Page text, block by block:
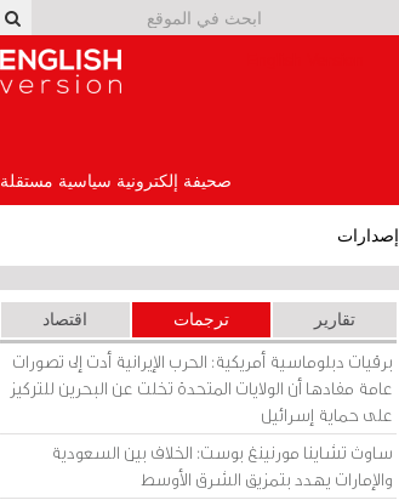
صحيفة إلكترونية سياسية مستقلة
إصدارات
تقارير ترجمات اقتصاد
برقيات دبلوماسية أمريكية: الحرب الإيرانية أدت إلى تصورات
عامة مفادها أن الولايات المتحدة تخلت عن البحرين للتركيز
على حماية إسرائيل
ساوث تشاينا مورنينغ بوست: الخلاف بين السعودية
والإمارات يهدد بتمزيق الشرق الأوسط